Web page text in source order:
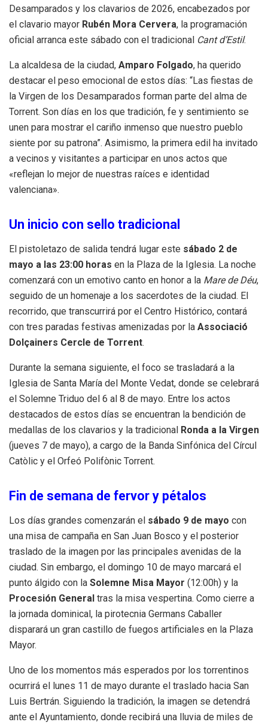
Desamparados y los clavarios de 2026, encabezados por
el clavario mayor Rubén Mora Cervera, la programación
oficial arranca este sábado con el tradicional Cant d’Estil.
La alcaldesa de la ciudad, Amparo Folgado, ha querido
destacar el peso emocional de estos días: “Las fiestas de
la Virgen de los Desamparados forman parte del alma de
Torrent. Son días en los que tradición, fe y sentimiento se
unen para mostrar el cariño inmenso que nuestro pueblo
siente por su patrona”. Asimismo, la primera edil ha invitado
a vecinos y visitantes a participar en unos actos que
«reflejan lo mejor de nuestras raíces e identidad
valenciana».
Un inicio con sello tradicional
El pistoletazo de salida tendrá lugar este sábado 2 de
mayo a las 23:00 horas en la Plaza de la Iglesia. La noche
comenzará con un emotivo canto en honor a la Mare de Déu,
seguido de un homenaje a los sacerdotes de la ciudad. El
recorrido, que transcurrirá por el Centro Histórico, contará
con tres paradas festivas amenizadas por la Associació
Dolçainers Cercle de Torrent.
Durante la semana siguiente, el foco se trasladará a la
Iglesia de Santa María del Monte Vedat, donde se celebrará
el Solemne Triduo del 6 al 8 de mayo. Entre los actos
destacados de estos días se encuentran la bendición de
medallas de los clavarios y la tradicional Ronda a la Virgen
(jueves 7 de mayo), a cargo de la Banda Sinfónica del Círcul
Catòlic y el Orfeó Polifònic Torrent.
Fin de semana de fervor y pétalos
Los días grandes comenzarán el sábado 9 de mayo con
una misa de campaña en San Juan Bosco y el posterior
traslado de la imagen por las principales avenidas de la
ciudad. Sin embargo, el domingo 10 de mayo marcará el
punto álgido con la Solemne Misa Mayor (12:00h) y la
Procesión General tras la misa vespertina. Como cierre a
la jornada dominical, la pirotecnia Germans Caballer
disparará un gran castillo de fuegos artificiales en la Plaza
Mayor.
Uno de los momentos más esperados por los torrentinos
ocurrirá el lunes 11 de mayo durante el traslado hacia San
Luis Bertrán. Siguiendo la tradición, la imagen se detendrá
ante el Ayuntamiento, donde recibirá una lluvia de miles de